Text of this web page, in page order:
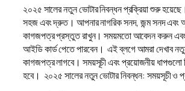
২০২৫ সালের নতুন ভোটার নিবন্ধন প্রক্রিয়া শুরু
সহজ এবং দ্রুত। আপনার নাগরিক সনদ, জন্ম সনদ এবং
কাগজপত্র প্রস্তুত রাখুন। সময়মতো আবেদন করুন
আইডি কার্ড পেতে পারবেন। এই ব্লগে আমরা দেখাব
কাগজপত্র লাগবে। সময়সূচী এবং প্রয়োজনীয় ধাপগুলো
হবে। ২০২৫ সালের নতুন ভোটার নিবন্ধন: সময়সূচী ও